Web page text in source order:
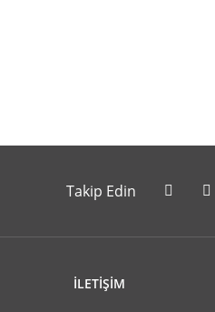
Takip Edin
İLETİŞİM